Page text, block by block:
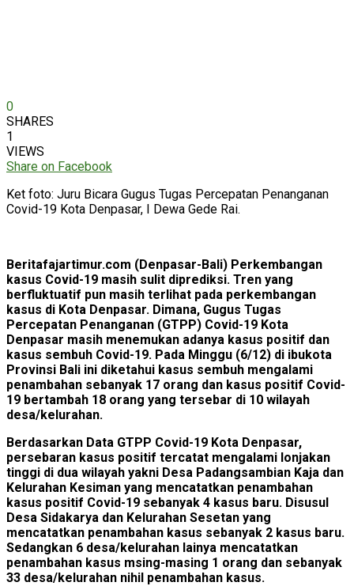
0
SHARES
1
VIEWS
Share on Facebook
Ket foto: Juru Bicara Gugus Tugas Percepatan Penanganan
Covid-19 Kota Denpasar, I Dewa Gede Rai.
Beritafajartimur.com (Denpasar-Bali) Perkembangan
kasus Covid-19 masih sulit diprediksi. Tren yang
berfluktuatif pun masih terlihat pada perkembangan
kasus di Kota Denpasar. Dimana, Gugus Tugas
Percepatan Penanganan (GTPP) Covid-19 Kota
Denpasar masih menemukan adanya kasus positif dan
kasus sembuh Covid-19. Pada Minggu (6/12) di ibukota
Provinsi Bali ini diketahui kasus sembuh mengalami
penambahan sebanyak 17 orang dan kasus positif Covid-
19 bertambah 18 orang yang tersebar di 10 wilayah
desa/kelurahan.
Berdasarkan Data GTPP Covid-19 Kota Denpasar,
persebaran kasus positif tercatat mengalami lonjakan
tinggi di dua wilayah yakni Desa Padangsambian Kaja dan
Kelurahan Kesiman yang mencatatkan penambahan
kasus positif Covid-19 sebanyak 4 kasus baru. Disusul
Desa Sidakarya dan Kelurahan Sesetan yang
mencatatkan penambahan kasus sebanyak 2 kasus baru.
Sedangkan 6 desa/kelurahan lainya mencatatkan
penambahan kasus msing-masing 1 orang dan sebanyak
33 desa/kelurahan nihil penambahan kasus.